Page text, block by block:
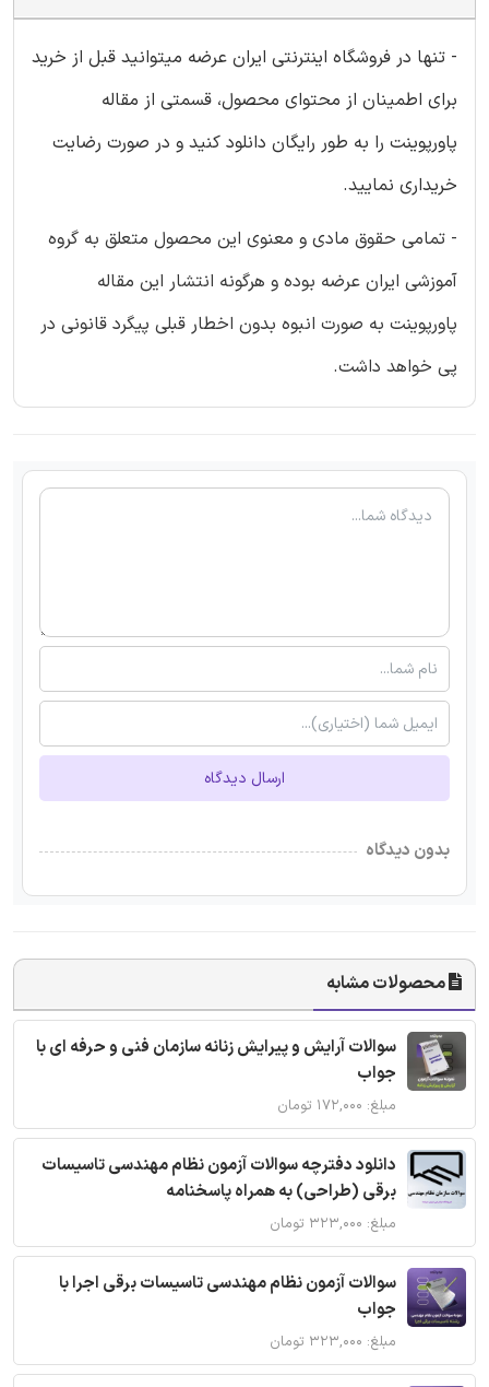
- تنها در فروشگاه اینترنتی ایران عرضه میتوانید قبل از خرید
برای اطمینان از محتوای محصول، قسمتی از مقاله
پاورپوینت را به طور رایگان دانلود کنید و در صورت رضایت
خریداری نمایید.
- تمامی حقوق مادی و معنوی این محصول متعلق به گروه
آموزشی ایران عرضه بوده و هرگونه انتشار این مقاله
پاورپوینت به صورت انبوه بدون اخطار قبلی پیگرد قانونی در
پی خواهد داشت.
ارسال دیدگاه
بدون دیدگاه
محصولات مشابه
سوالات آرایش و پیرایش زنانه سازمان فنی و حرفه ای با
جواب
مبلغ: ۱۷۲,۰۰۰ تومان
دانلود دفترچه سوالات آزمون نظام مهندسی تاسیسات
برقی (طراحی) به همراه پاسخنامه
مبلغ: ۳۲۳,۰۰۰ تومان
سوالات آزمون نظام مهندسی تاسیسات برقی اجرا با
جواب
مبلغ: ۳۲۳,۰۰۰ تومان